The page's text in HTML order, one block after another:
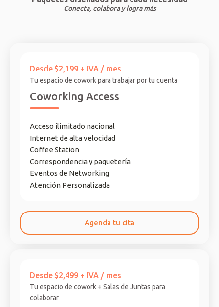
Conecta, colabora y logra más
Desde $2,199 + IVA / mes
Tu espacio de cowork para trabajar por tu cuenta
Coworking Access
Acceso ilimitado nacional
Internet de alta velocidad
Coffee Station
Correspondencia y paquetería
Eventos de Networking
Atención Personalizada
Agenda tu cita
Desde $2,499 + IVA / mes
Tu espacio de cowork + Salas de Juntas para
colaborar